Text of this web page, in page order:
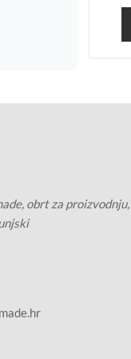
obrt za proizvodnju,